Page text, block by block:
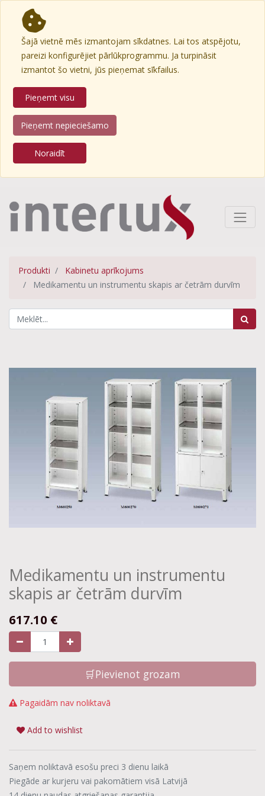
Šajā vietnē mēs izmantojam sīkdatnes. Lai tos atspējotu,
pareizi konfigurējiet pārlūkprogrammu. Ja turpināsit
izmantot šo vietni, jūs pieņemat sīkfailus.
Pieņemt visu
Pieņemt nepieciešamo
Noraidīt
Produkti
Kabinetu aprīkojums
Medikamentu un instrumentu skapis ar četrām durvīm
Medikamentu un instrumentu
skapis ar četrām durvīm
617.10 €
🛒Pievienot grozam
Pagaidām nav noliktavā
Add to wishlist
Saņem noliktavā esošu preci 3 dienu laikā
Piegāde ar kurjeru vai pakomātiem visā Latvijā